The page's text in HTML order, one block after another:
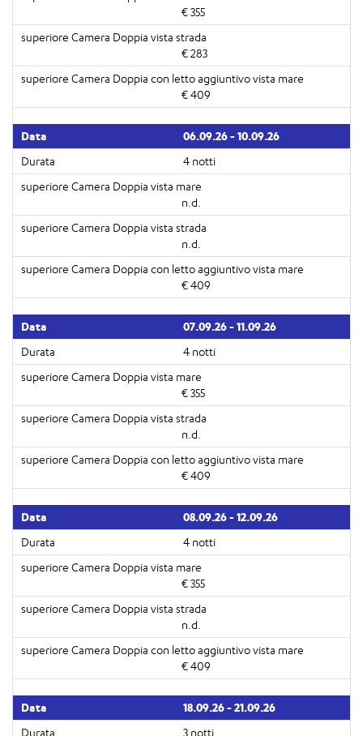
€ 355
€ 283
€ 409
06.09.26 - 10.09.26
4 notti
n.d.
n.d.
€ 409
07.09.26 - 11.09.26
4 notti
€ 355
n.d.
€ 409
08.09.26 - 12.09.26
4 notti
€ 355
n.d.
€ 409
18.09.26 - 21.09.26
3 notti